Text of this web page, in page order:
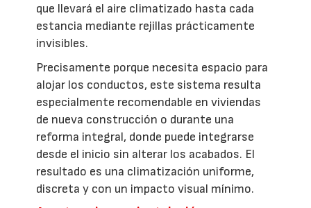
que llevará el aire climatizado hasta cada
estancia mediante rejillas prácticamente
invisibles.
Precisamente porque necesita espacio para
alojar los conductos, este sistema resulta
especialmente recomendable en viviendas
de nueva construcción o durante una
reforma integral, donde puede integrarse
desde el inicio sin alterar los acabados. El
resultado es una climatización uniforme,
discreta y con un impacto visual mínimo.